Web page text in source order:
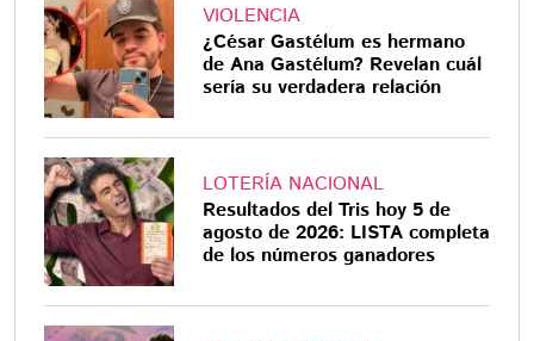
VIOLENCIA
¿César Gastélum es hermano
de Ana Gastélum? Revelan cuál
sería su verdadera relación
LOTERÍA NACIONAL
Resultados del Tris hoy 5 de
agosto de 2026: LISTA completa
de los números ganadores